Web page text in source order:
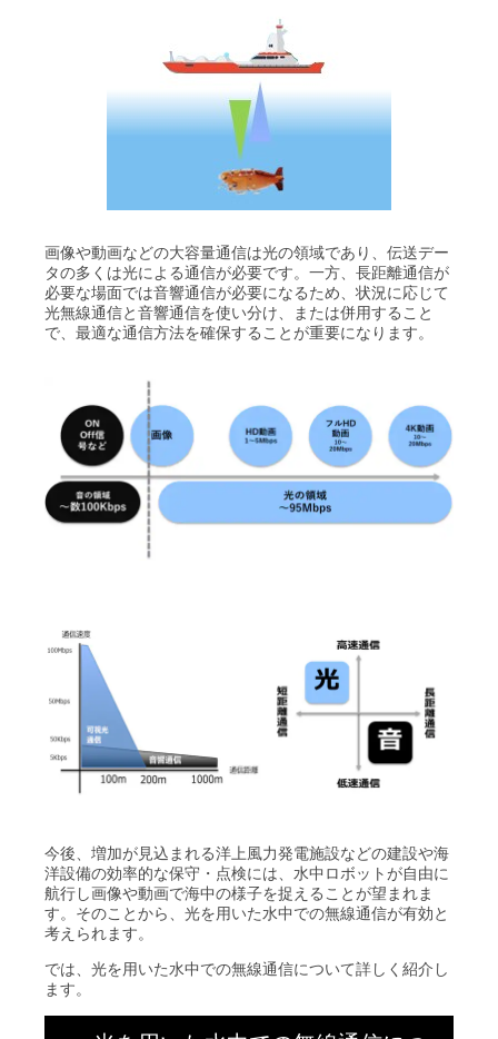
画像や動画などの大容量通信は光の領域であり、伝送デー
タの多くは光による通信が必要です。一方、長距離通信が
必要な場面では音響通信が必要になるため、状況に応じて
光無線通信と音響通信を使い分け、または併用すること
で、最適な通信方法を確保することが重要になります。
今後、増加が見込まれる洋上風力発電施設などの建設や海
洋設備の効率的な保守・点検には、水中ロボットが自由に
航行し画像や動画で海中の様子を捉えることが望まれま
す。そのことから、光を用いた水中での無線通信が有効と
考えられます。
では、光を用いた水中での無線通信について詳しく紹介し
ます。